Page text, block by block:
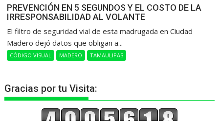
PREVENCIÓN EN 5 SEGUNDOS Y EL COSTO DE LA
IRRESPONSABILIDAD AL VOLANTE
​El filtro de seguridad vial de esta madrugada en Ciudad
Madero dejó datos que obligan a...
CÓDIGO VISUAL MADERO TAMAULIPAS
Gracias por tu Visita: